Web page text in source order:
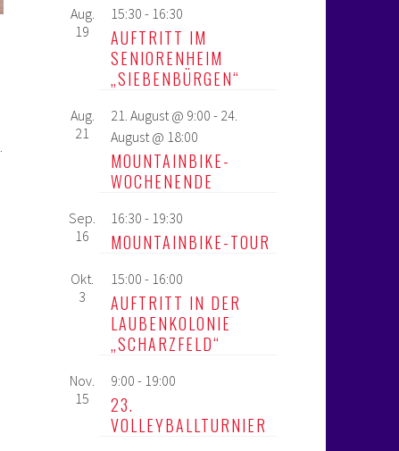
Aug.
19
15:30 - 16:30
AUFTRITT IM
SENIORENHEIM
„SIEBENBÜRGEN“
Aug.
21
21. August @ 9:00 - 24.
August @ 18:00
MOUNTAINBIKE-
WOCHENENDE
Sep.
16
16:30 - 19:30
MOUNTAINBIKE-TOUR
Okt.
3
15:00 - 16:00
AUFTRITT IN DER
LAUBENKOLONIE
„SCHARZFELD“
Nov.
15
9:00 - 19:00
23.
VOLLEYBALLTURNIER